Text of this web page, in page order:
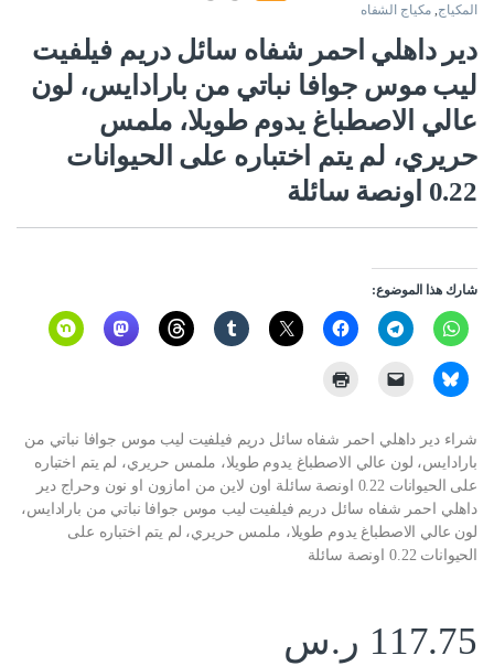
المكياج, مكياج الشفاه
دير داهلي احمر شفاه سائل دريم فيلفيت
ليب موس جوافا نباتي من بارادايس، لون
عالي الاصطباغ يدوم طويلا، ملمس
حريري، لم يتم اختباره على الحيوانات
0.22 اونصة سائلة
شارك هذا الموضوع:
شراء دير داهلي احمر شفاه سائل دريم فيلفيت ليب موس جوافا نباتي من
بارادايس، لون عالي الاصطباغ يدوم طويلا، ملمس حريري، لم يتم اختباره
على الحيوانات 0.22 اونصة سائلة اون لاين من امازون او نون وحراج دير
داهلي احمر شفاه سائل دريم فيلفيت ليب موس جوافا نباتي من بارادايس،
لون عالي الاصطباغ يدوم طويلا، ملمس حريري، لم يتم اختباره على
الحيوانات 0.22 اونصة سائلة
117.75 ر.س